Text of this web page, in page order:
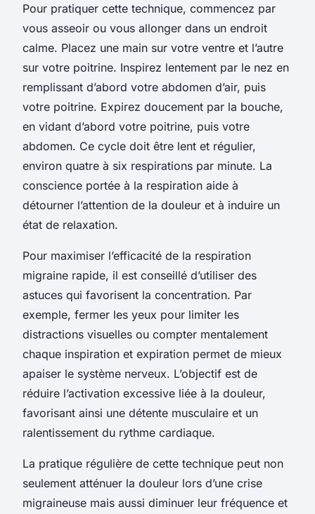
Pour pratiquer cette technique, commencez par
vous asseoir ou vous allonger dans un endroit
calme. Placez une main sur votre ventre et l’autre
sur votre poitrine. Inspirez lentement par le nez en
remplissant d’abord votre abdomen d’air, puis
votre poitrine. Expirez doucement par la bouche,
en vidant d’abord votre poitrine, puis votre
abdomen. Ce cycle doit être lent et régulier,
environ quatre à six respirations par minute. La
conscience portée à la respiration aide à
détourner l’attention de la douleur et à induire un
état de relaxation.
Pour maximiser l’efficacité de la respiration
migraine rapide, il est conseillé d’utiliser des
astuces qui favorisent la concentration. Par
exemple, fermer les yeux pour limiter les
distractions visuelles ou compter mentalement
chaque inspiration et expiration permet de mieux
apaiser le système nerveux. L’objectif est de
réduire l’activation excessive liée à la douleur,
favorisant ainsi une détente musculaire et un
ralentissement du rythme cardiaque.
La pratique régulière de cette technique peut non
seulement atténuer la douleur lors d’une crise
migraineuse mais aussi diminuer leur fréquence et